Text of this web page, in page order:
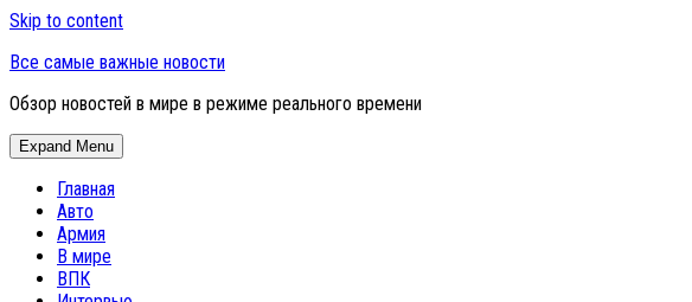
Skip to content
Все самые важные новости
Обзор новостей в мире в режиме реального времени
Expand Menu
Главная
Авто
Армия
В мире
ВПК